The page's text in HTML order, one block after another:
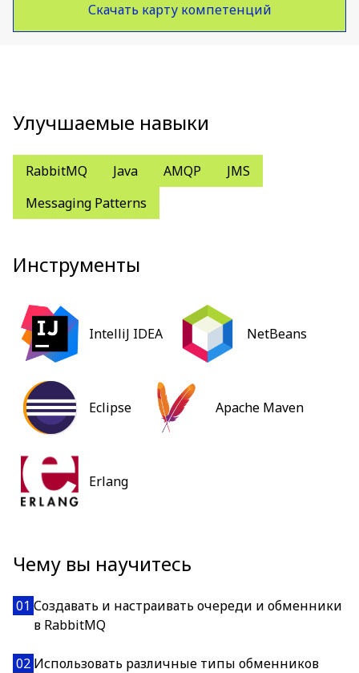
Скачать карту компетенций
Улучшаемые навыки
RabbitMQ Java AMQP
JMS
Messaging Patterns
Инструменты
IntelliJ IDEA NetBeans
Eclipse Apache Maven
Erlang
Чему вы научитесь
01 Создавать и настраивать очереди и обменники
в RabbitMQ
02 Использовать различные типы обменников